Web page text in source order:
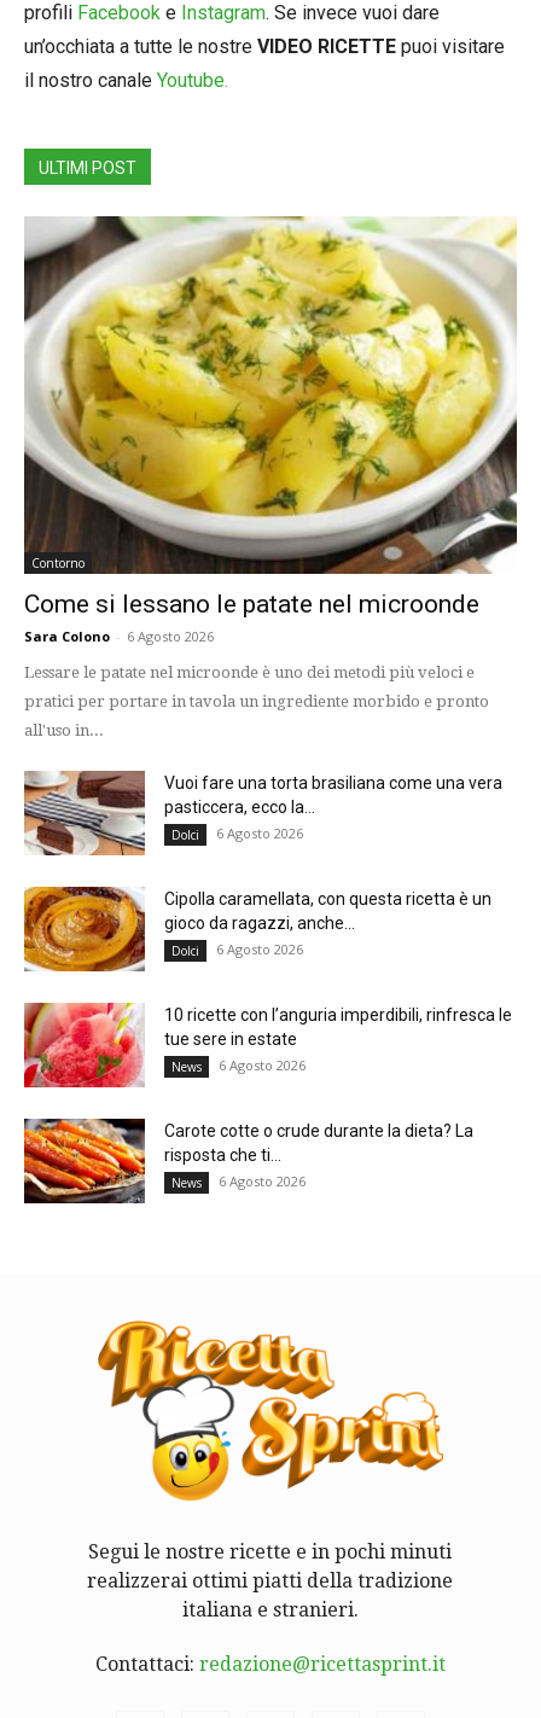
profili Facebook e Instagram. Se invece vuoi dare
un’occhiata a tutte le nostre VIDEO RICETTE puoi visitare
il nostro canale Youtube.
ULTIMI POST
Contorno
Come si lessano le patate nel microonde
Sara Colono - 6 Agosto 2026
Lessare le patate nel microonde è uno dei metodi più veloci e
pratici per portare in tavola un ingrediente morbido e pronto
all'uso in...
Vuoi fare una torta brasiliana come una vera
pasticcera, ecco la...
Dolci 6 Agosto 2026
Cipolla caramellata, con questa ricetta è un
gioco da ragazzi, anche...
Dolci 6 Agosto 2026
10 ricette con l’anguria imperdibili, rinfresca le
tue sere in estate
News 6 Agosto 2026
Carote cotte o crude durante la dieta? La
risposta che ti...
News 6 Agosto 2026
Segui le nostre ricette e in pochi minuti
realizzerai ottimi piatti della tradizione
italiana e stranieri.
Contattaci: redazione@ricettasprint.it